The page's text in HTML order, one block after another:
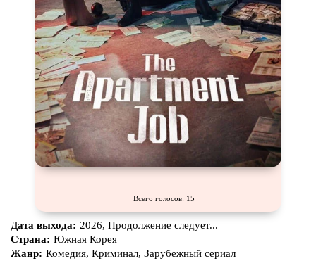
Всего голосов: 15
Дата выхода: 2026, Продолжение следует...
Страна: Южная Корея
Жанр: Комедия, Криминал, Зарубежный сериал